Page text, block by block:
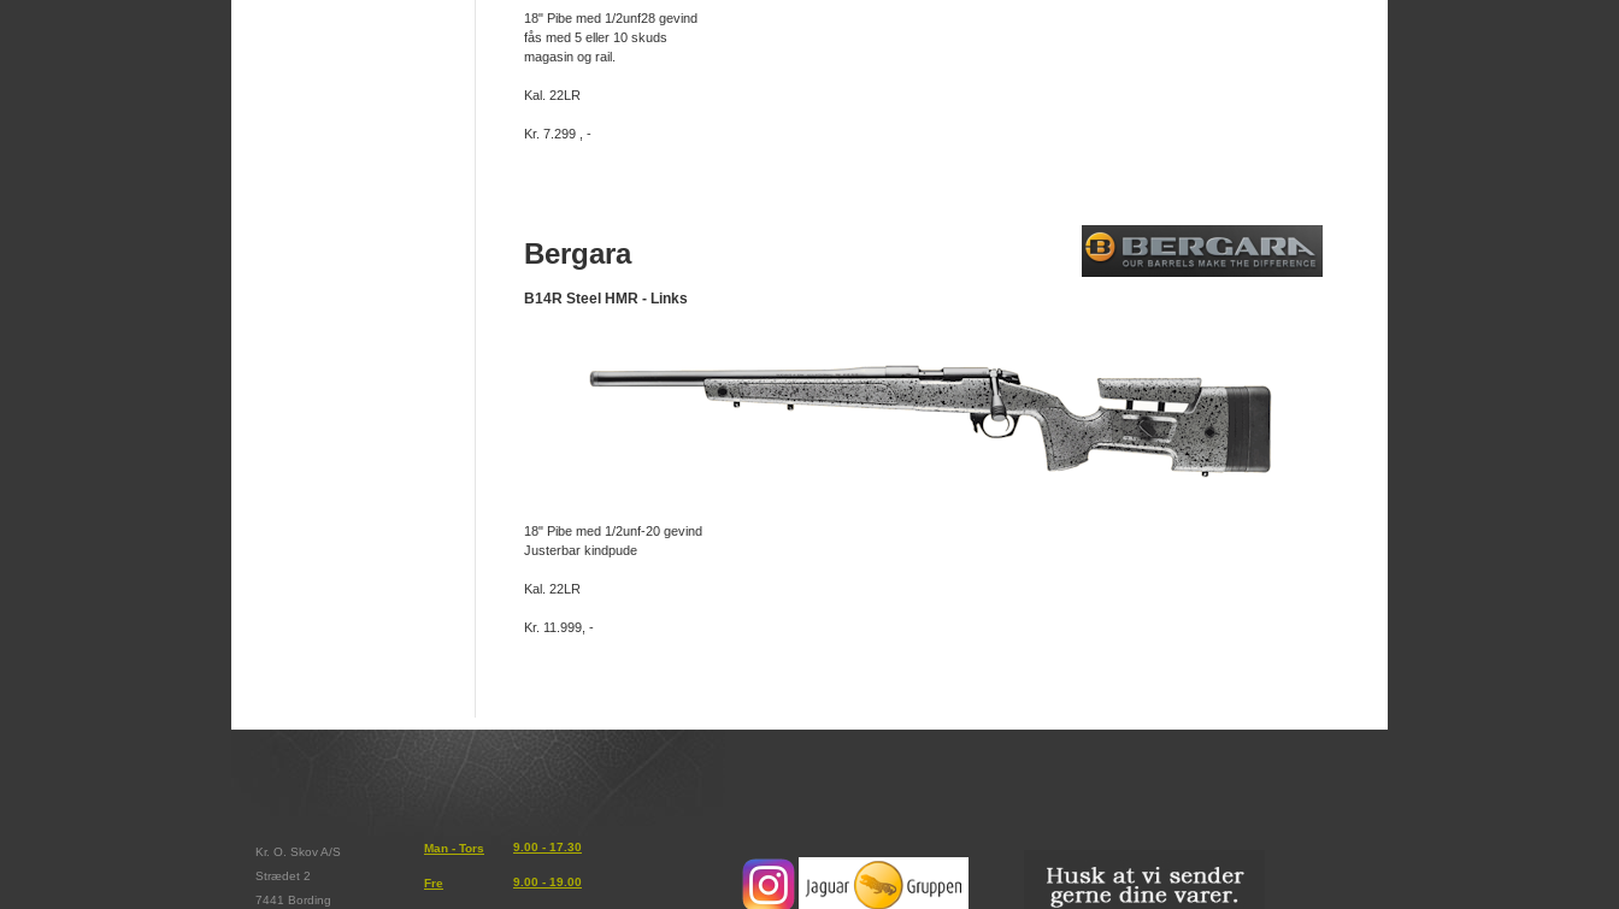
18" Pibe med 1/2unf28 gevind
fås med 5 eller 10 skuds
magasin og rail.
Kal. 22LR
Kr. 7.299 , -
Bergara
B14R Steel HMR - Links
18" Pibe med 1/2unf-20 gevind
Justerbar kindpude
Kal. 22LR
Kr. 11.999, -
Kr. O. Skov A/S
Strædet 2
7441 Bording
Man - Tors
Fre
9.00 - 17.30
9.00 - 19.00